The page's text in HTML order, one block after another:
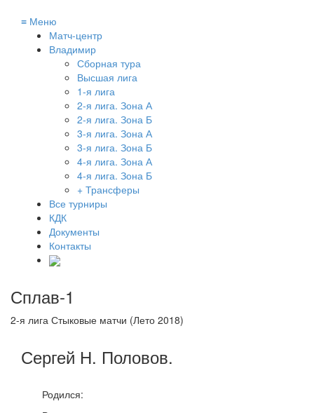
≡ Меню
Матч-центр
Владимир
Сборная тура
Высшая лига
1-я лига
2-я лига. Зона А
2-я лига. Зона Б
3-я лига. Зона А
3-я лига. Зона Б
4-я лига. Зона А
4-я лига. Зона Б
+ Трансферы
Все турниры
КДК
Документы
Контакты
Сплав-1
2-я лига Стыковые матчи (Лето 2018)
Сергей Н. Половов.
Родился: